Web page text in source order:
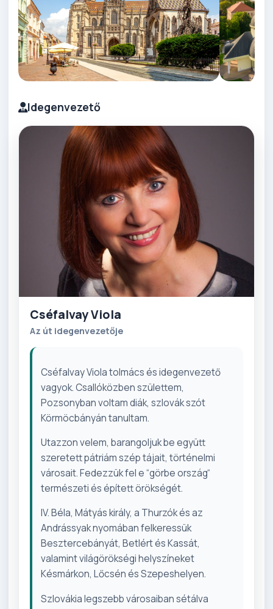
Idegenvezető
Cséfalvay Viola
Az út idegenvezetője
Cséfalvay Viola tolmács és idegenvezető
vagyok. Csallóközben születtem,
Pozsonyban voltam diák, szlovák szót
Körmöcbányán tanultam.
Utazzon velem, barangoljuk be együtt
szeretett pátriám szép tájait, történelmi
városait. Fedezzük fel e “görbe ország“
természeti és épített örökségét.
IV. Béla, Mátyás király, a Thurzók és az
Andrássyak nyomában felkeressük
Besztercebányát, Betlért és Kassát,
valamint világörökségi helyszíneket
Késmárkon, Lőcsén és Szepeshelyen.
Szlovákia legszebb városaiban sétálva